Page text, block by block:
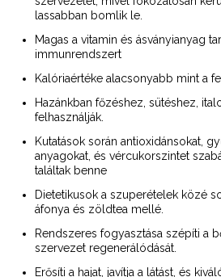
lassabban bomlik le.
Magas a vitamin és ásványianyag
immunrendszert
Kalóriaértéke alacsonyabb mint a
Hazánkban főzéshez, sütéshez,
felhasználják.
Kutatások során antioxidánsokat,
anyagokat, és vércukorszintet
találtak benne
Dietetikusok a szuperételek közé
áfonya és zöldtea mellé.
Rendszeres fogyasztása szépíti a
szervezet regenerálódását.
Erősíti a hajat, javítja a látást, és